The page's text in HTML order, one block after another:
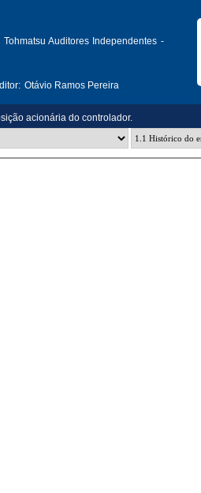
Tohmatsu Auditores Independentes -
Otávio Ramos Pereira
acionária do controlador.